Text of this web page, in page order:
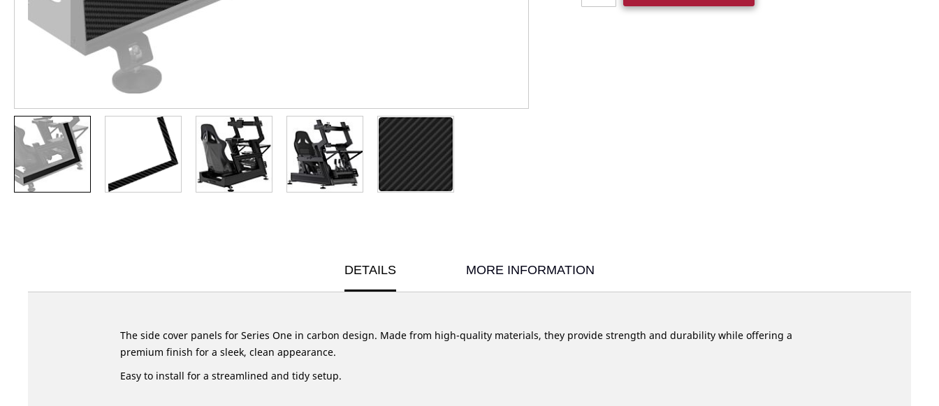
the
DETAILS MORE INFORMATION
The side cover panels for Series One in carbon design. Made from high-quality materials, they provide strength and durability while offering a
premium finish for a sleek, clean appearance.
Easy to install for a streamlined and tidy setup.